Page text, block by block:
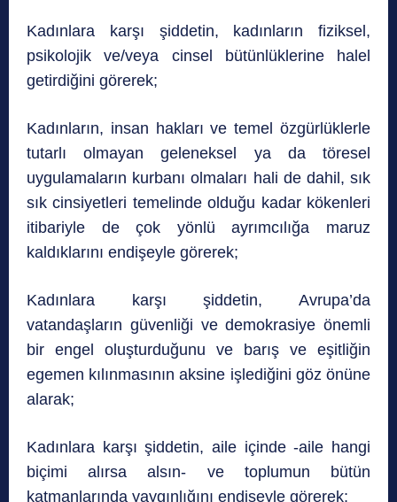
Kadınlara karşı şiddetin, kadınların fiziksel,
psikolojik ve/veya cinsel bütünlüklerine halel
getirdiğini görerek;
Kadınların, insan hakları ve temel özgürlüklerle
tutarlı olmayan geleneksel ya da töresel
uygulamaların kurbanı olmaları hali de dahil, sık
sık cinsiyetleri temelinde olduğu kadar kökenleri
itibariyle de çok yönlü ayrımcılığa maruz
kaldıklarını endişeyle görerek;
Kadınlara karşı şiddetin, Avrupa’da
vatandaşların güvenliği ve demokrasiye önemli
bir engel oluşturduğunu ve barış ve eşitliğin
egemen kılınmasının aksine işlediğini göz önüne
alarak;
Kadınlara karşı şiddetin, aile içinde -aile hangi
biçimi alırsa alsın- ve toplumun bütün
katmanlarında yaygınlığını endişeyle görerek;